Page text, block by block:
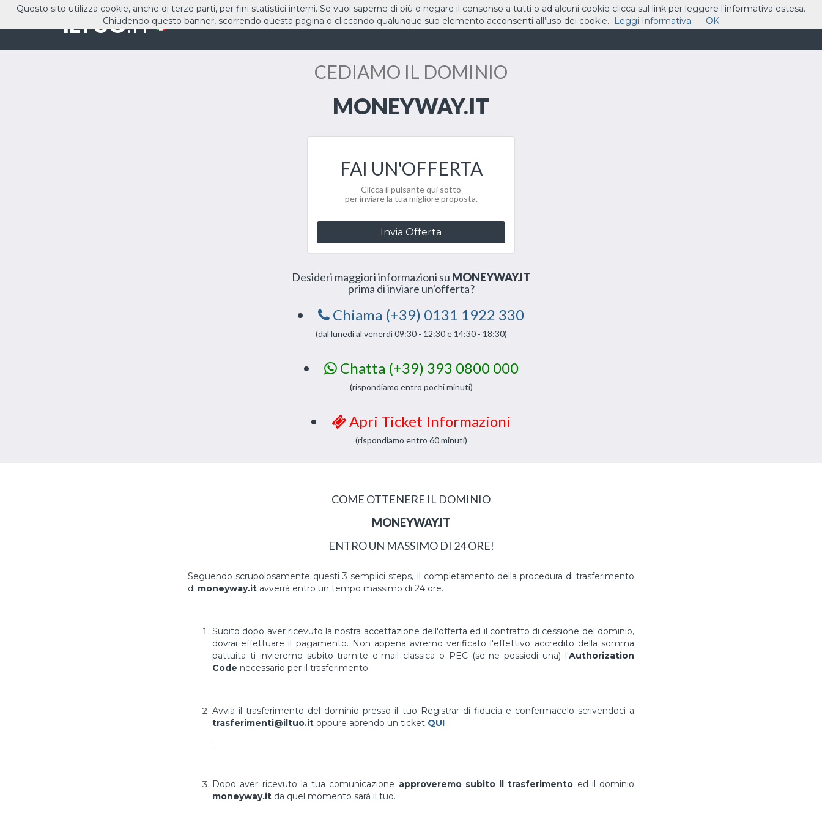
ILTUO.IT HOME DOMINI ASSISTENZA CONTATTI CARRELLO
CEDIAMO IL DOMINIO
MONEYWAY.IT
FAI UN'OFFERTA
Clicca il pulsante qui sotto
per inviare la tua migliore proposta.
Invia Offerta
Desideri maggiori informazioni su MONEYWAY.IT
prima di inviare un'offerta?
Chiama (+39) 0131 1922 330
(dal lunedì al venerdì 09:30 - 12:30 e 14:30 - 18:30)
Chatta (+39) 393 0800 000
(rispondiamo entro pochi minuti)
Apri Ticket Informazioni
(rispondiamo entro 60 minuti)
COME OTTENERE IL DOMINIO
MONEYWAY.IT
ENTRO UN MASSIMO DI 24 ORE!
Seguendo scrupolosamente questi 3 semplici steps, il completamento della procedura di trasferimento
di moneyway.it avverrà entro un tempo massimo di 24 ore.
Subito dopo aver ricevuto la nostra accettazione dell'offerta ed il contratto di cessione del dominio,
dovrai effettuare il pagamento. Non appena avremo verificato l'effettivo accredito della somma
pattuita ti invieremo subito tramite e-mail classica o PEC (se ne possiedi una) l'Authorization
Code necessario per il trasferimento.
Avvia il trasferimento del dominio presso il tuo Registrar di fiducia e confermacelo scrivendoci a
trasferimenti@iltuo.it oppure aprendo un ticket QUI
.
Dopo aver ricevuto la tua comunicazione approveremo subito il trasferimento ed il dominio
moneyway.it da quel momento sarà il tuo.
Questo sito utilizza cookie, anche di terze parti, per fini statistici interni. Se vuoi saperne di più o negare il consenso a tutti o ad alcuni cookie clicca sul link per leggere l'informativa estesa.
Chiudendo questo banner, scorrendo questa pagina o cliccando qualunque suo elemento acconsenti all’uso dei cookie.
Leggi Informativa OK